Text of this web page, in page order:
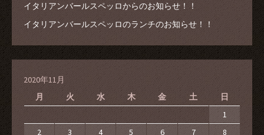
イタリアンバールスペッロからのお知らせ！！
イタリアンバールスペッロのランチのお知らせ！！
2020年11月
月
火 水 木 金 土 日
1
2
3 4 5 6 7
8